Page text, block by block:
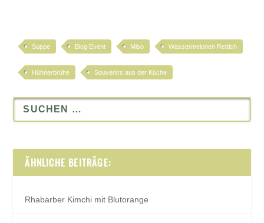
Suppe Blog Event Miso Wassermelonen Rettich
Hühnerbrühe Souvenirs aus der Küche
ÄHNLICHE BEITRÄGE:
Rhabarber Kimchi mit Blutorange